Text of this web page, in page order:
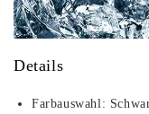
Details
Farbauswahl: